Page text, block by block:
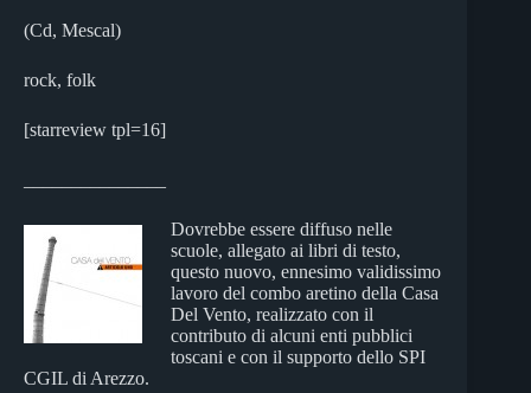
(Cd, Mescal)
rock, folk
[starreview tpl=16]
Dovrebbe essere diffuso nelle
scuole, allegato ai libri di testo,
questo nuovo, ennesimo validissimo
lavoro del combo aretino della Casa
Del Vento, realizzato con il
contributo di alcuni enti pubblici
toscani e con il supporto dello SPI
CGIL di Arezzo.